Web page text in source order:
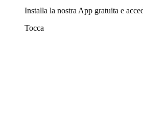
Installa la nostra App gratuita e
Tocca